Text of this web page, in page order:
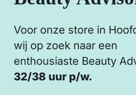
Voor onze store in
wij op zoek naar een
enthousiaste Beauty
32/38 uur p/w.